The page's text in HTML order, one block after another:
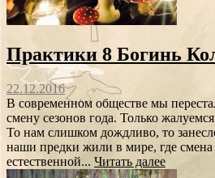
Практики 8 Богинь
22.12.2016
В современном обществе мы
смену сезонов года. Только
То нам слишком дождливо, то
наши предки жили в мире, где
естественной... Читать далее